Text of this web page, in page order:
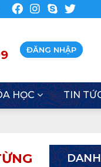
ĐĂNG NHẬP
HỌC TIN